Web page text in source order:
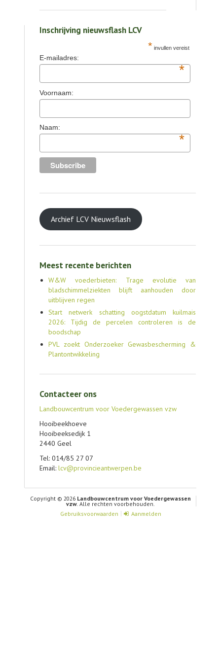
Inschrijving nieuwsflash LCV
* invullen vereist
E-mailadres:
*
Voornaam:
Naam:
*
Archief LCV Nieuwsflash
Meest recente berichten
W&W voederbieten: Trage evolutie van
bladschimmelziekten blijft aanhouden door
uitblijven regen
Start netwerk schatting oogstdatum kuilmais
2026: Tijdig de percelen controleren is de
boodschap
PVL zoekt Onderzoeker Gewasbescherming &
Plantontwikkeling
Contacteer ons
Landbouwcentrum voor Voedergewassen vzw
Hooibeekhoeve
Hooibeeksedijk 1
2440 Geel
Tel: 014/85 27 07
Email: lcv@provincieantwerpen.be
Copyright © 2026 Landbouwcentrum voor Voedergewassen
vzw. Alle rechten voorbehouden.
Gebruiksvoorwaarden
Aanmelden